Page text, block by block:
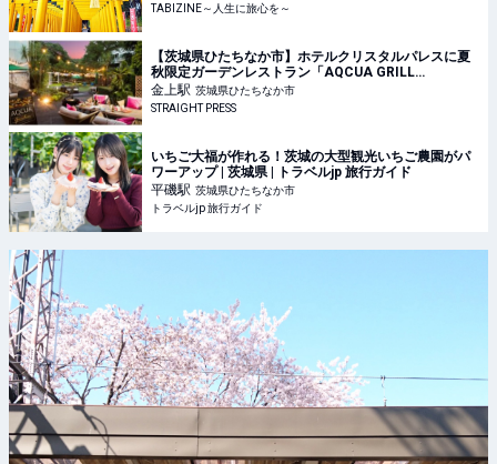
TABIZINE～人生に旅心を～
【茨城県ひたちなか市】ホテルクリスタルパレスに夏
秋限定ガーデンレストラン「AQCUA GRILL
GARDEN」OPEN！コースやBBQを音楽と共に
金上駅 茨城県ひたちなか市
STRAIGHT PRESS
いちご大福が作れる！茨城の大型観光いちご農園がパ
ワーアップ | 茨城県 | トラベルjp 旅行ガイド
平磯駅 茨城県ひたちなか市
トラベルjp 旅行ガイド